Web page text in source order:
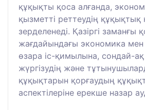
құқықты қоса алғанда,
қызметті реттеудің құқықтық
зерделенеді. Қазіргі заманғы
жағдайындағы экономика
өзара іс-қимылына, сондай-ақ
жүргізудің және
құқықтарын қорғаудың
аспектілеріне ерекше назар